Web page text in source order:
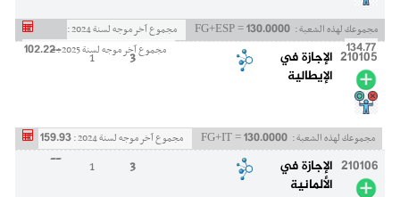
مجموعك لهذه الشعبة : FG+ESP = 130.0000 مجموع آخر موجه لسنة 2024 :
134.77 مجموع آخر موجه لسنة 2025 : 102.22 210105 الإجازة في
الإيطالية
3
1
--
مجموعك لهذه الشعبة : FG+IT = 130.0000 مجموع آخر موجه لسنة 2024 : 159.93
210106 الإجازة في
الألمانية
3
1
--